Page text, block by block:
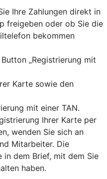
Ihre Zahlungen direkt in
freigeben oder ob Sie die
bekommen
„Registrierung mit
Karte sowie den
mit einer TAN.
Ihrer Karte per
wenden Sie sich an
Mitarbeiter. Die
in dem Brief, mit dem Sie
haben.